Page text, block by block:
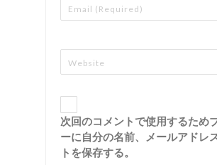
次回のコメントで使用するため
ーに自分の名前、メールアドレ
トを保存する。